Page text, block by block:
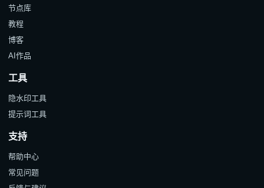
节点库
教程
博客
AI作品
工具
隐水印工具
提示词工具
支持
帮助中心
常见问题